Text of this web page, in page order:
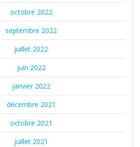
octobre 2022
septembre 2022
juillet 2022
juin 2022
janvier 2022
décembre 2021
octobre 2021
juillet 2021